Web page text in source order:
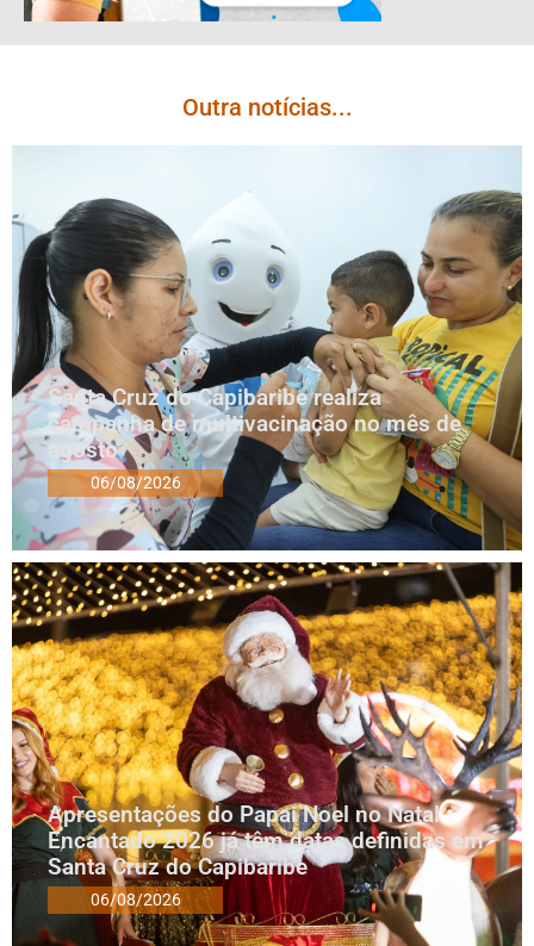
Outra notícias...
Santa Cruz do Capibaribe realiza
campanha de multivacinação no mês de
agosto
06/08/2026
Apresentações do Papai Noel no Natal
Encantado 2026 já têm datas definidas em
Santa Cruz do Capibaribe
06/08/2026